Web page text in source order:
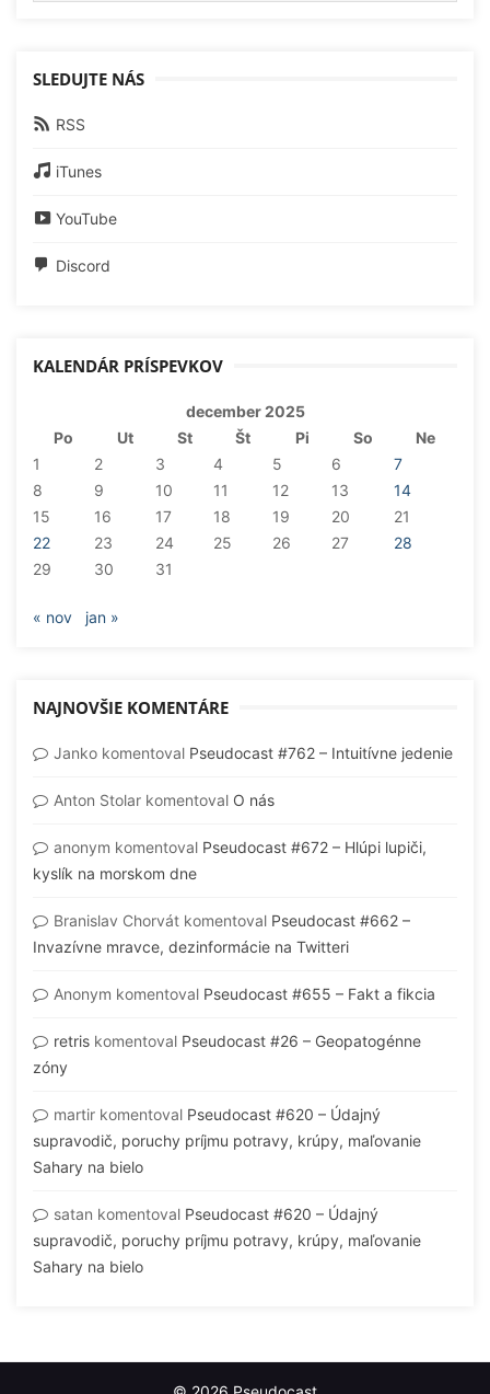
SLEDUJTE NÁS
RSS
iTunes
YouTube
Discord
KALENDÁR PRÍSPEVKOV
december 2025
Po
Ut St Št Pi So
Ne
1
2 3 4 5 6
7
8
9 10 11 12 13
14
15
16 17 18 19 20
21
22
23 24 25 26 27
28
29
30 31
« nov jan »
NAJNOVŠIE KOMENTÁRE
Janko komentoval Pseudocast #762 – Intuitívne jedenie
Anton Stolar komentoval O nás
anonym komentoval Pseudocast #672 – Hlúpi lupiči,
kyslík na morskom dne
Branislav Chorvát komentoval Pseudocast #662 –
Invazívne mravce, dezinformácie na Twitteri
Anonym komentoval Pseudocast #655 – Fakt a fikcia
retris komentoval Pseudocast #26 – Geopatogénne
zóny
martir komentoval Pseudocast #620 – Údajný
supravodič, poruchy príjmu potravy, krúpy, maľovanie
Sahary na bielo
satan komentoval Pseudocast #620 – Údajný
supravodič, poruchy príjmu potravy, krúpy, maľovanie
Sahary na bielo